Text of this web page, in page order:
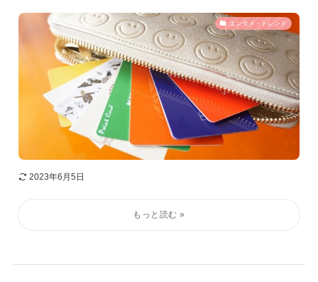
エンタメ・トレンド
2023年6月5日